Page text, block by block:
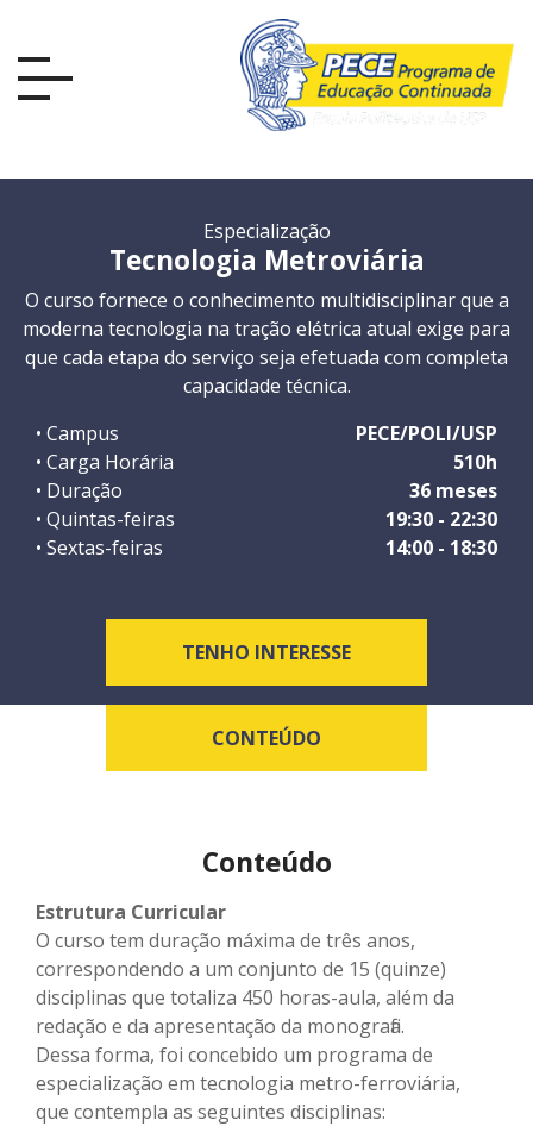
Especialização
Tecnologia Metroviária
O curso fornece o conhecimento multidisciplinar que a
moderna tecnologia na tração elétrica atual exige para
que cada etapa do serviço seja efetuada com completa
capacidade técnica.
• Campus
PECE/POLI/USP
• Carga Horária
510h
• Duração
36 meses
• Quintas-feiras
19:30 - 22:30
• Sextas-feiras
14:00 - 18:30
TENHO INTERESSE
CONTEÚDO
Conteúdo
Estrutura Curricular
O curso tem duração máxima de três anos,
correspondendo a um conjunto de 15 (quinze)
disciplinas que totaliza 450 horas-aula, além da
redação e da apresentação da monografia.
Dessa forma, foi concebido um programa de
especialização em tecnologia metro-ferroviária,
que contempla as seguintes disciplinas: